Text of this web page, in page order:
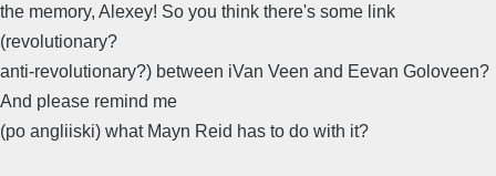
the memory, Alexey! So you think there's some link
(revolutionary?
anti-revolutionary?) between iVan Veen and Eevan Goloveen?
And please remind me
(po angliiski) what Mayn Reid has to do with it?